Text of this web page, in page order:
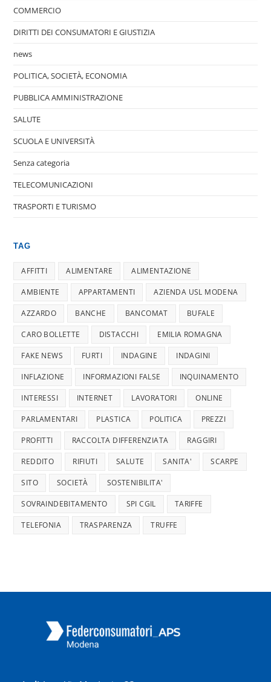
COMMERCIO
DIRITTI DEI CONSUMATORI E GIUSTIZIA
news
POLITICA, SOCIETÀ, ECONOMIA
PUBBLICA AMMINISTRAZIONE
SALUTE
SCUOLA E UNIVERSITÀ
Senza categoria
TELECOMUNICAZIONI
TRASPORTI E TURISMO
TAG
AFFITTI ALIMENTARE ALIMENTAZIONE
AMBIENTE APPARTAMENTI AZIENDA USL MODENA
AZZARDO BANCHE BANCOMAT BUFALE
CARO BOLLETTE DISTACCHI EMILIA ROMAGNA
FAKE NEWS FURTI INDAGINE INDAGINI
INFLAZIONE INFORMAZIONI FALSE INQUINAMENTO
INTERESSI INTERNET LAVORATORI ONLINE
PARLAMENTARI PLASTICA POLITICA PREZZI
PROFITTI RACCOLTA DIFFERENZIATA RAGGIRI
REDDITO RIFIUTI SALUTE SANITA' SCARPE
SITO SOCIETÀ SOSTENIBILITA'
SOVRAINDEBITAMENTO SPI CGIL TARIFFE
TELEFONIA TRASPARENZA TRUFFE